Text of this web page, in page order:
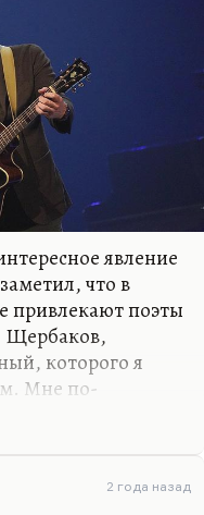
явление
что в
привлекают поэты
Щербаков,
которого я
Мне по-
чем говорил2 года назад